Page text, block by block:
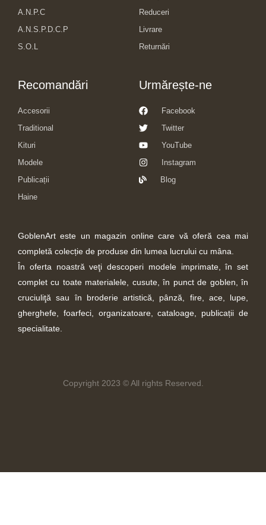
A.N.P.C
A.N.S.P.D.C.P
S.O.L
Reduceri
Livrare
Returnări
Recomandări
Accesorii
Traditional
Kituri
Modele
Publicații
Haine
Urmărește-ne
Facebook
Twitter
YouTube
Instagram
Blog
GoblenArt este un magazin online care vă oferă cea mai
completă colecție de produse din lumea lucrului cu mâna.
În oferta noastră veţi descoperi modele imprimate, în set
complet cu toate materialele, cusute, în punct de goblen, în
cruciuliţă sau în broderie artistică, pânză, fire, ace, lupe,
gherghefe, foarfeci, organizatoare, cataloage, publicații de
specialitate.
Copyright 2023 © All rights Reserved.